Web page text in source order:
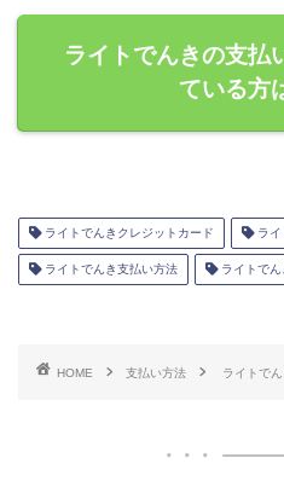
ライトでんきの支払
ている方
ライトでんきクレジットカード ライ
ライトでんき支払い方法 ライトでん
HOME 支払い方法 ライトで